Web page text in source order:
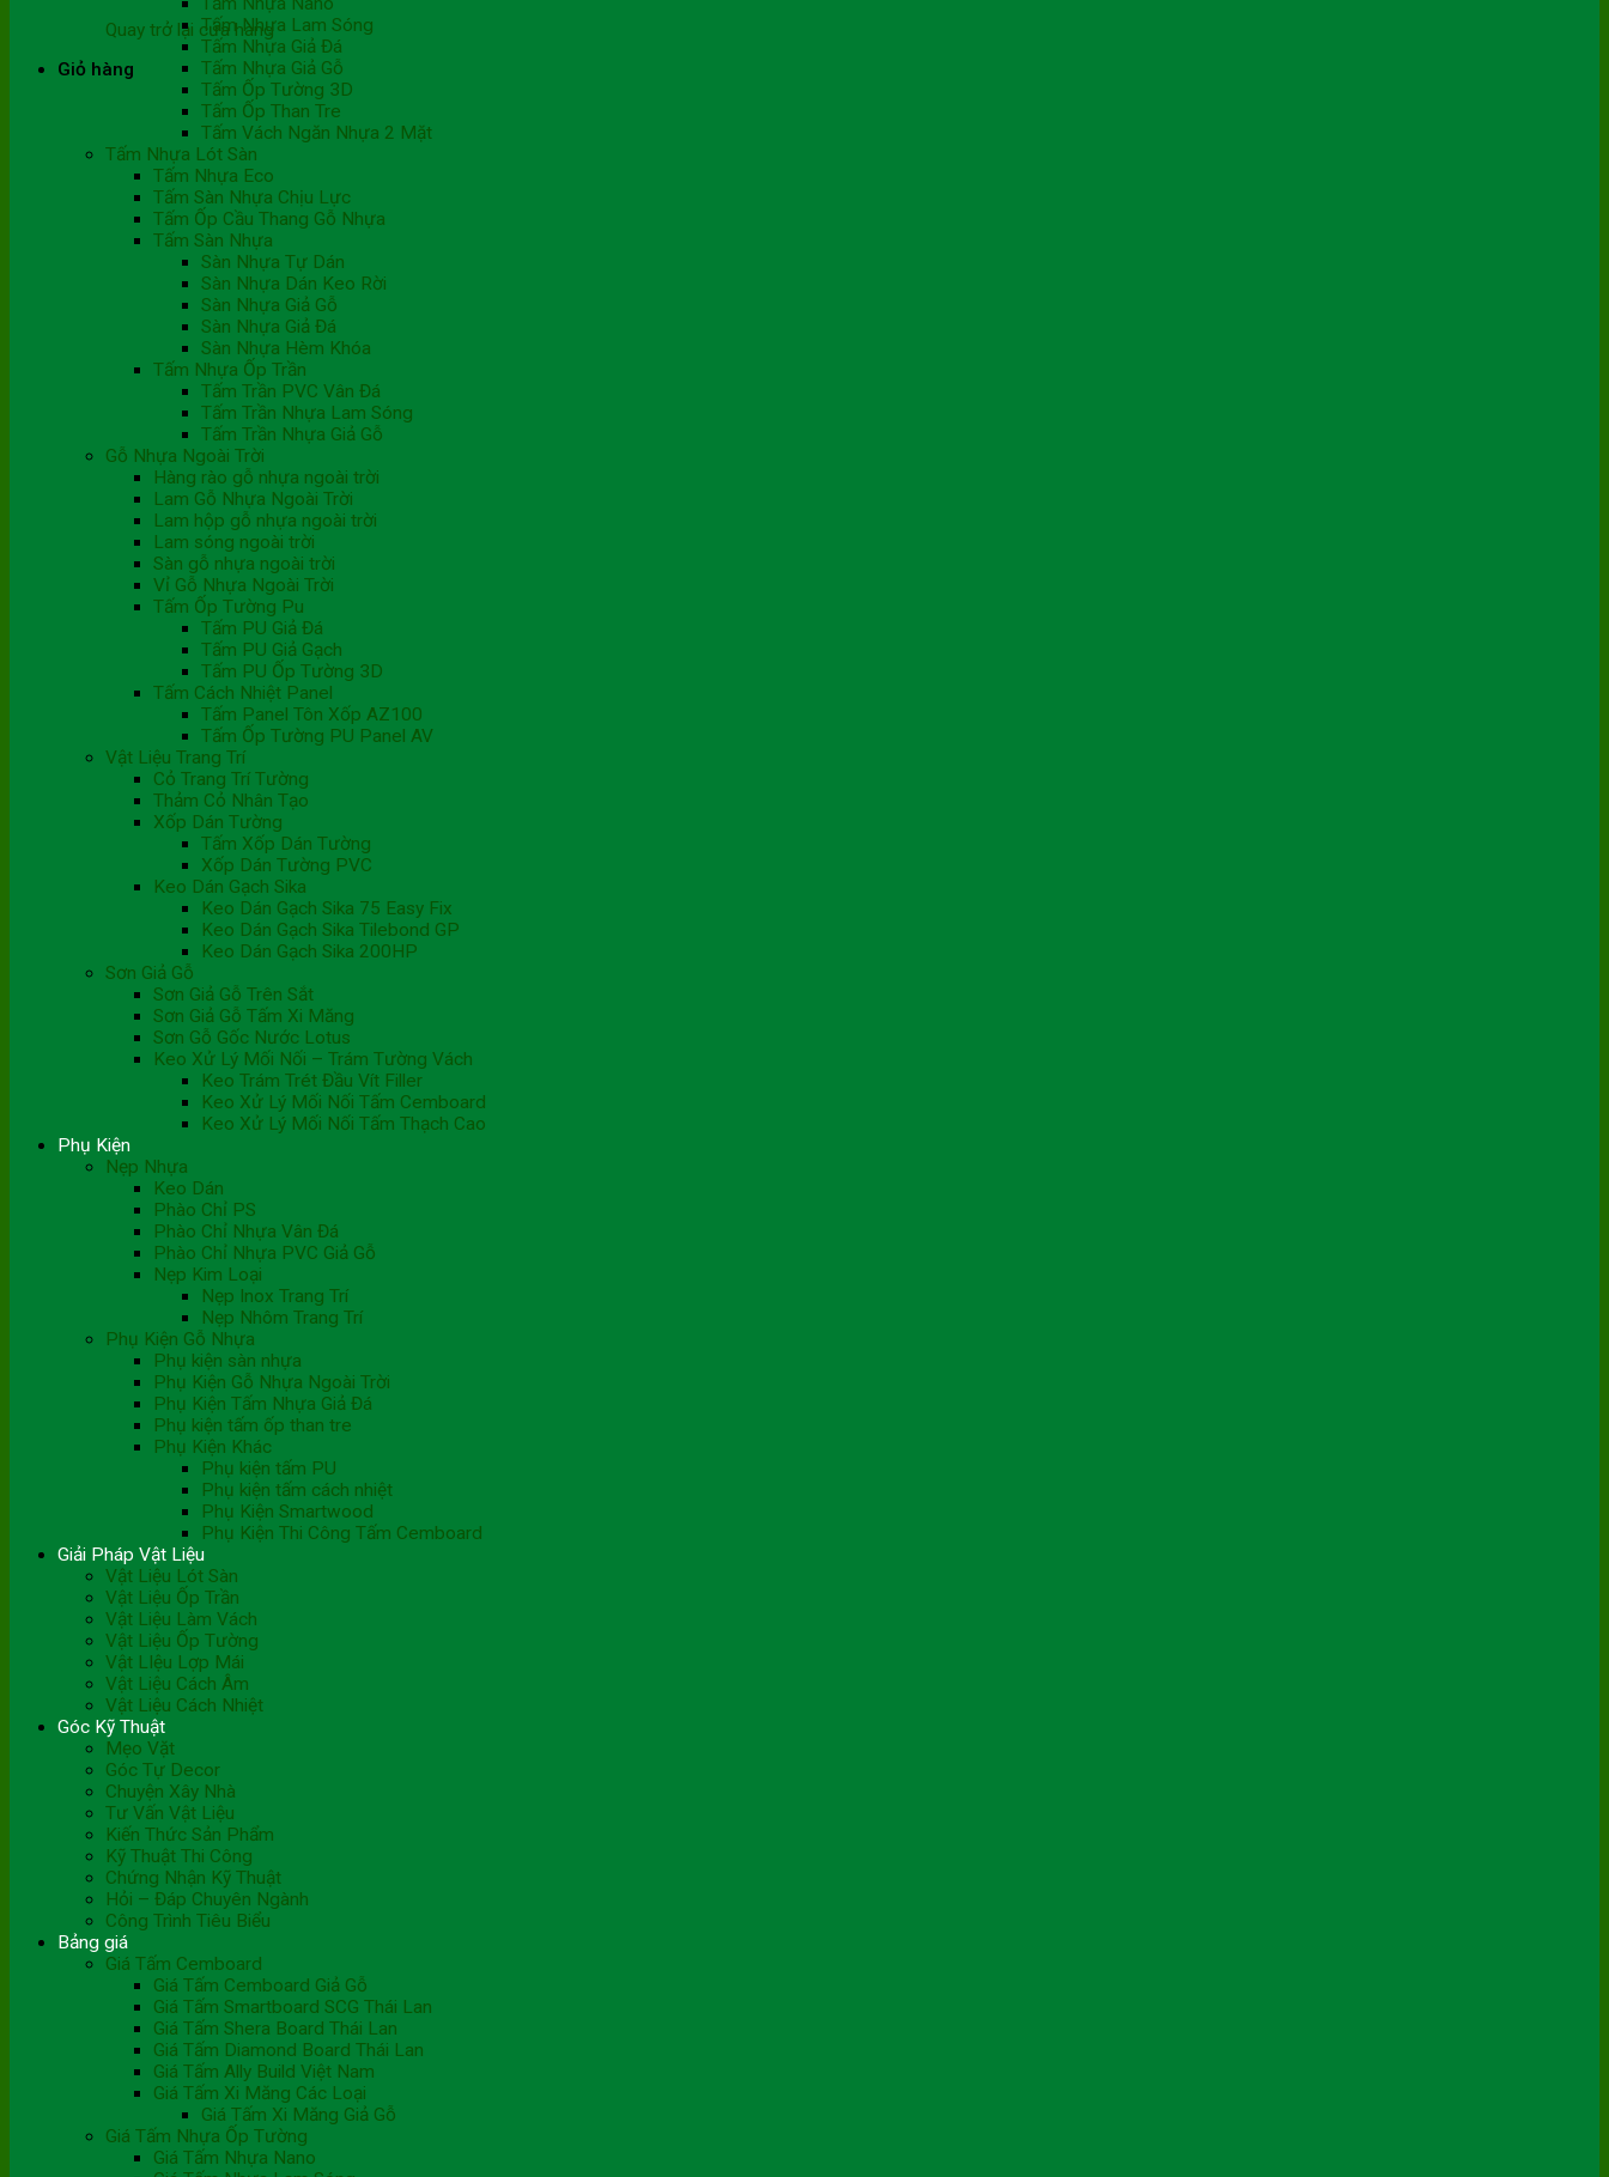
Quay trở lại cửa hàng
Giỏ hàng
Tấm Nhựa Lam Sóng
Tấm Nhựa Giả Đá
Tấm Nhựa Giả Gỗ
Tấm Ốp Tường 3D
Tấm Ốp Than Tre
Tấm Vách Ngăn Nhựa 2 Mặt
Tấm Nhựa Lót Sàn
Tấm Nhựa Eco
Tấm Sàn Nhựa Chịu Lực
Tấm Ốp Cầu Thang Gỗ Nhựa
Tấm Sàn Nhựa
Sàn Nhựa Tự Dán
Sàn Nhựa Dán Keo Rời
Sàn Nhựa Giả Gỗ
Sàn Nhựa Giả Đá
Sàn Nhựa Hèm Khóa
Tấm Nhựa Ốp Trần
Tấm Trần PVC Vân Đá
Tấm Trần Nhựa Lam Sóng
Tấm Trần Nhựa Giả Gỗ
Gỗ Nhựa Ngoài Trời
Hàng rào gỗ nhựa ngoài trời
Lam Gỗ Nhựa Ngoài Trời
Lam hộp gỗ nhựa ngoài trời
Lam sóng ngoài trời
Sàn gỗ nhựa ngoài trời
Vỉ Gỗ Nhựa Ngoài Trời
Tấm Ốp Tường Pu
Tấm PU Giả Đá
Tấm PU Giả Gạch
Tấm PU Ốp Tường 3D
Tấm Cách Nhiệt Panel
Tấm Panel Tôn Xốp AZ100
Tấm Ốp Tường PU Panel AV
Vật Liệu Trang Trí
Cỏ Trang Trí Tường
Thảm Cỏ Nhân Tạo
Xốp Dán Tường
Tấm Xốp Dán Tường
Xốp Dán Tường PVC
Keo Dán Gạch Sika
Keo Dán Gạch Sika 75 Easy Fix
Keo Dán Gạch Sika Tilebond GP
Keo Dán Gạch Sika 200HP
Sơn Giả Gỗ
Sơn Giả Gỗ Trên Sắt
Sơn Giả Gỗ Tấm Xi Măng
Sơn Gỗ Gốc Nước Lotus
Keo Xử Lý Mối Nối – Trám Tường Vách
Keo Trám Trét Đầu Vít Filler
Keo Xử Lý Mối Nối Tấm Cemboard
Keo Xử Lý Mối Nối Tấm Thạch Cao
Phụ Kiện
Nẹp Nhựa
Keo Dán
Phào Chỉ PS
Phào Chỉ Nhựa Vân Đá
Phào Chỉ Nhựa PVC Giả Gỗ
Nẹp Kim Loại
Nẹp Inox Trang Trí
Nẹp Nhôm Trang Trí
Phụ Kiện Gỗ Nhựa
Phụ kiện sàn nhựa
Phụ Kiện Gỗ Nhựa Ngoài Trời
Phụ Kiện Tấm Nhựa Giả Đá
Phụ kiện tấm ốp than tre
Phụ Kiện Khác
Phụ kiện tấm PU
Phụ kiện tấm cách nhiệt
Phụ Kiện Smartwood
Phụ Kiện Thi Công Tấm Cemboard
Giải Pháp Vật Liệu
Vật Liệu Lót Sàn
Vật Liệu Ốp Trần
Vật Liệu Làm Vách
Vật Liệu Ốp Tường
Vật LIệu Lợp Mái
Vật Liệu Cách Âm
Vật Liệu Cách Nhiệt
Góc Kỹ Thuật
Mẹo Vặt
Góc Tự Decor
Chuyện Xây Nhà
Tư Vấn Vật Liệu
Kiến Thức Sản Phẩm
Kỹ Thuật Thi Công
Chứng Nhận Kỹ Thuật
Hỏi – Đáp Chuyên Ngành
Công Trình Tiêu Biểu
Bảng giá
Giá Tấm Cemboard
Giá Tấm Cemboard Giả Gỗ
Giá Tấm Smartboard SCG Thái Lan
Giá Tấm Shera Board Thái Lan
Giá Tấm Diamond Board Thái Lan
Giá Tấm Ally Build Việt Nam
Giá Tấm Xi Măng Các Loại
Giá Tấm Xi Măng Giả Gỗ
Giá Tấm Nhựa Ốp Tường
Giá Tấm Nhựa Nano